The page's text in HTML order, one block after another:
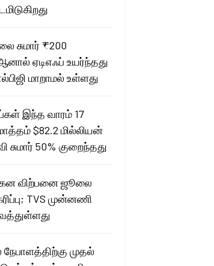
சுமார் ₹200
ஏடிஎஃப் உயர்ந்தது
மாறாமல் உள்ளது
இந்த வாரம் 17
$82.2 மில்லியன்
சுமார் 50% குறைந்தது
விற்பனை ஜூலை
TVS முன்னணி
முதல்